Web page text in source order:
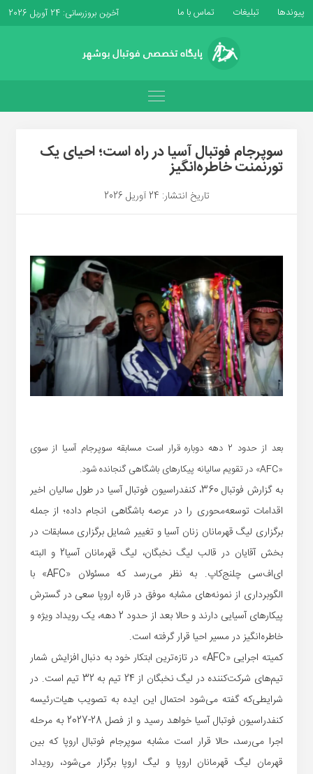
پیوندها تبلیغات تماس با ما آخرین بروزرسانی: 24 آوریل 2026
سوپرجام فوتبال آسیا در راه است؛ احیای یک
تورنمنت خاطره‌انگیز
تاریخ انتشار: 24 آوریل 2026
بعد از حدود 2 دهه دوباره قرار است مسابقه سوپرجام آسیا از سوی
«AFC» در تقویم سالیانه پیکارهای باشگاهی گنجانده شود.
به گزارش فوتبال 360، کنفدراسیون فوتبال آسیا در طول سالیان اخیر
اقدامات توسعه‌محوری را در عرصه باشگاهی انجام داده؛ از جمله
برگزاری لیگ قهرمانان زنان آسیا و تغییر شمایل برگزاری مسابقات در
بخش آقایان در قالب لیگ نخبگان، لیگ قهرمانان آسیا2 و البته
ای‌اف‌سی چلنج‌کاپ. به نظر می‌رسد که مسئولان «AFC» با
الگوبرداری از نمونه‌های مشابه موفق در قاره اروپا سعی در گسترش
پیکارهای آسیایی دارند و حالا بعد از حدود 2 دهه، یک رویداد ویژه و
خاطره‌انگیز در مسیر احیا قرار گرفته است.
کمیته اجرایی «AFC» در تازه‌ترین ابتکار خود به دنبال افزایش شمار
تیم‌های شرکت‌کننده در لیگ نخبگان از 24 تیم به 32 تیم است. در
شرایطی‌که گفته می‌شود احتمال این ایده به تصویب هیات‌رئیسه
کنفدراسیون فوتبال آسیا خواهد رسید و از فصل 28-2027 به مرحله
اجرا می‌رسد، حالا قرار است مشابه سوپرجام فوتبال اروپا که بین
قهرمان لیگ قهرمانان اروپا و لیگ اروپا برگزار می‌شود، رویداد